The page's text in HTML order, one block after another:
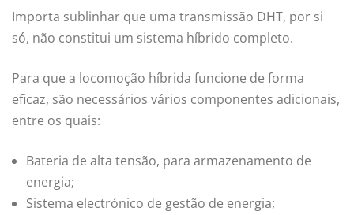
Importa sublinhar que uma transmissão DHT, por si
só, não constitui um sistema híbrido completo.
Para que a locomoção híbrida funcione de forma
eficaz, são necessários vários componentes adicionais,
entre os quais:
Bateria de alta tensão, para armazenamento de
energia;
Sistema electrónico de gestão de energia;